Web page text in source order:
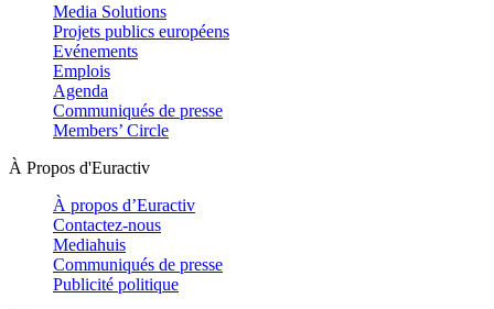
Media Solutions
Projets publics européens
Evénements
Emplois
Agenda
Communiqués de presse
Members’ Circle
À Propos d'Euractiv
À propos d’Euractiv
Contactez-nous
Mediahuis
Communiqués de presse
Publicité politique